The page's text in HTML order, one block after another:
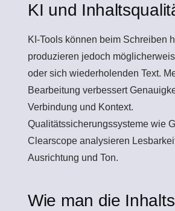
KI und
KI-Tools können beim Schreiben
produzieren jedoch
oder sich wiederholenden Text.
Bearbeitung verbessert
Verbindung und Kontext.
Qualitätssicherungssysteme wie
Clearscope analysieren
Ausrichtung und Ton.
Wie man die